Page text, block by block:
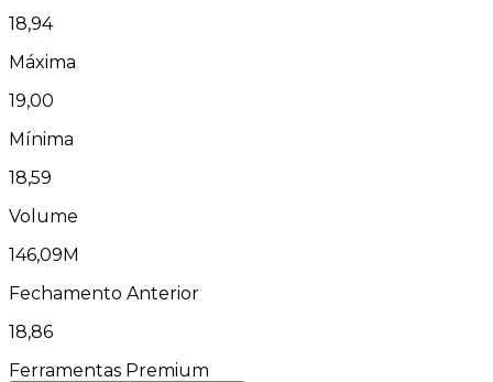
18,94
Máxima
19,00
Mínima
18,59
Volume
146,09M
Fechamento Anterior
18,86
Ferramentas Premium